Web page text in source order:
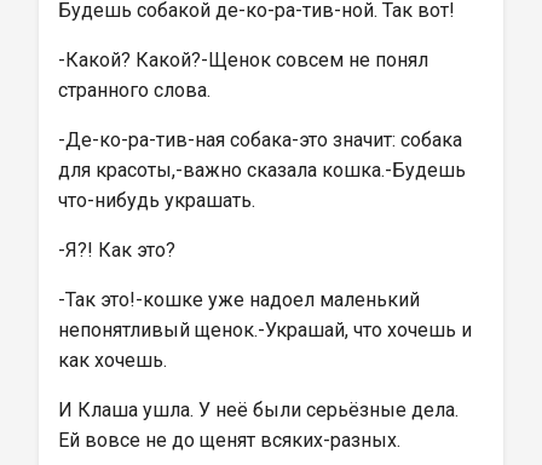
Будешь собакой де-ко-ра-тив-ной. Так вот!
-Какой? Какой?-Щенок совсем не понял
странного слова.
-Де-ко-ра-тив-ная собака-это значит: собака
для красоты,-важно сказала кошка.-Будешь
что-нибудь украшать.
-Я?! Как это?
-Так это!-кошке уже надоел маленький
непонятливый щенок.-Украшай, что хочешь и
как хочешь.
И Клаша ушла. У неё были серьёзные дела.
Ей вовсе не до щенят всяких-разных.